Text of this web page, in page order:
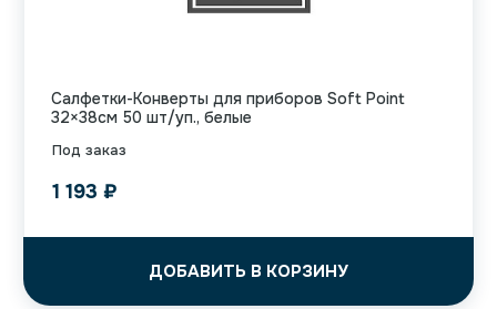
Под заказ
Салфетки-Конверты для приборов Soft Point
32×38см 50 шт/уп., белые
1 193 ₽
ДОБАВИТЬ В КОРЗИНУ